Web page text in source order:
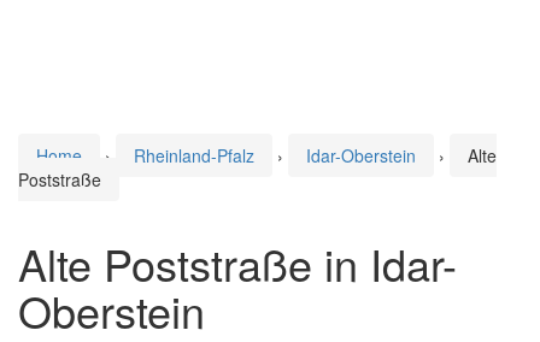
Home › Rheinland-Pfalz › Idar-Oberstein ›
Alte
Poststraße
Alte Poststraße in Idar-
Oberstein